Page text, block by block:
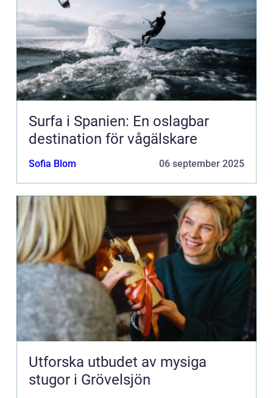
Surfa i Spanien: En oslagbar
destination för vågälskare
Sofia Blom 06 september 2025
Utforska utbudet av mysiga
stugor i Grövelsjön